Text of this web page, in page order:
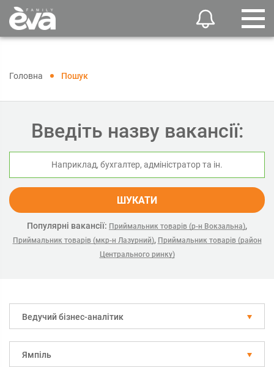
Головна Пошук
Введіть назву вакансії:
ШУКАТИ
Популярні вакансії: Приймальник товарів (р-н Вокзальна),
Приймальник товарів (мкр-н Лазурний), Приймальник товарів (район
Центрального ринку)
Ведучий бізнес-аналітик
Ямпіль